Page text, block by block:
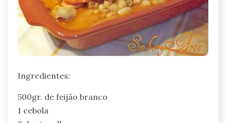
Ingredientes:
500gr. de feijão branco
1 cebola